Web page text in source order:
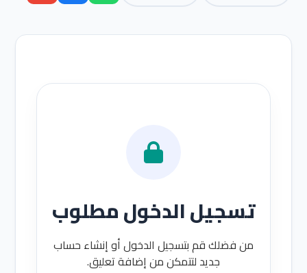
تسجيل الدخول مطلوب
من فضلك قم بتسجيل الدخول أو إنشاء حساب
جديد لتتمكن من إضافة تعليق.